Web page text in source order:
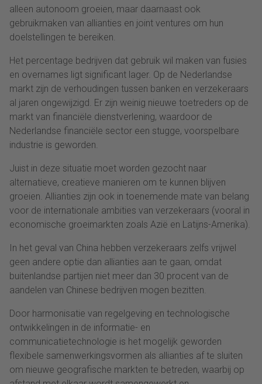
alleen autonoom groeien, maar daarnaast ook
gebruikmaken van allianties en joint ventures om hun
doelstellingen te bereiken.
Het percentage bedrijven dat gebruik wil maken van fusies
en overnames ligt significant lager. Op de Nederlandse
markt zijn de verhoudingen tussen banken en verzekeraars
al jaren ongewijzigd. Er zijn weinig nieuwe toetreders op de
markt van financiële dienstverlening, waardoor de
Nederlandse financiële sector een stugge, voorspelbare
industrie is geworden.
Juist in deze situatie moet worden gezocht naar
alternatieve, creatieve manieren om te kunnen blijven
groeien. Allianties zijn ook in toenemende mate van belang
voor de internationale ambities van verzekeraars (vooral in
economische groeimarkten zoals Azië en Latijns-Amerika).
In het geval van China hebben verzekeraars zelfs vrijwel
geen andere optie dan allianties aan te gaan, omdat
buitenlandse partijen niet meer dan 30 procent van de
aandelen van Chinese bedrijven mogen bezitten.
Door harmonisatie van regelgeving en technologische
ontwikkelingen in de informatie- en
communicatietechnologie is het mogelijk geworden
flexibele samenwerkingsvormen als allianties af te sluiten
om nieuwe geografische markten te betreden, waarbij op